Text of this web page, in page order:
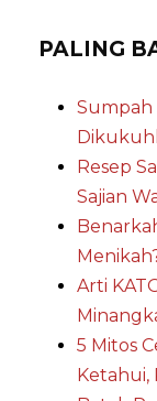
PALING
Sumpah
Resep
Sajian
Arti
5 Mitos
Ketahui,